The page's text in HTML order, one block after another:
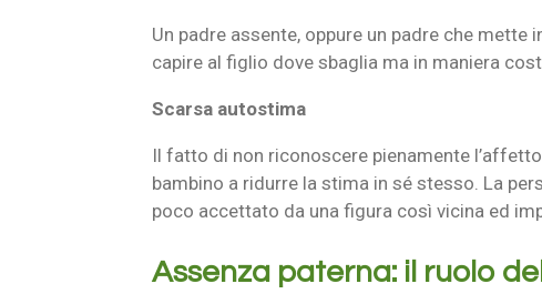
Un padre assente, oppure un padre che
capire al figlio dove sbaglia ma in maniera
Scarsa autostima
Il fatto di non riconoscere pienamente
bambino a ridurre la stima in sé stesso. La
poco accettato da una figura così vicina ed
Assenza paterna: il ruolo